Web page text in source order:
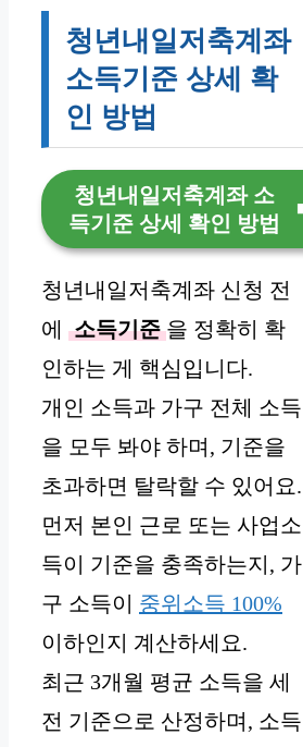
청년내일저축계좌
소득기준 상세 확
인 방법
청년내일저축계좌 소
득기준 상세 확인 방법
청년내일저축계좌 신청 전
에
소득기준 을 정확히 확
인하는 게 핵심입니다.
개인 소득과 가구 전체 소득
을 모두 봐야 하며, 기준을
초과하면 탈락할 수 있어요.
먼저 본인 근로 또는 사업소
득이 기준을 충족하는지, 가
구 소득이 중위소득 100%
이하인지 계산하세요.
최근 3개월 평균 소득을 세
전 기준으로 산정하며, 소득